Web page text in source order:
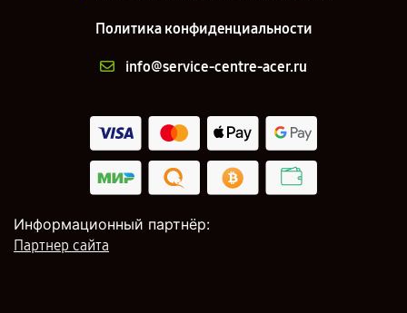
Политика конфиденциальности
info@service-centre-acer.ru
Информационный партнёр:
Партнер сайта